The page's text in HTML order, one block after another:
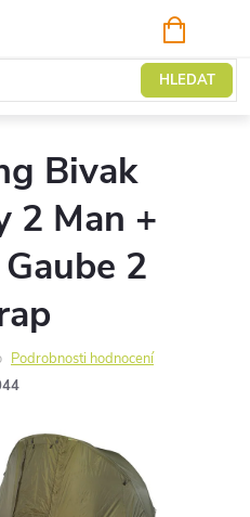
HLEDAT
KOŠÍK
Bivak
2 Man +
2
Podrobnosti hodnocení